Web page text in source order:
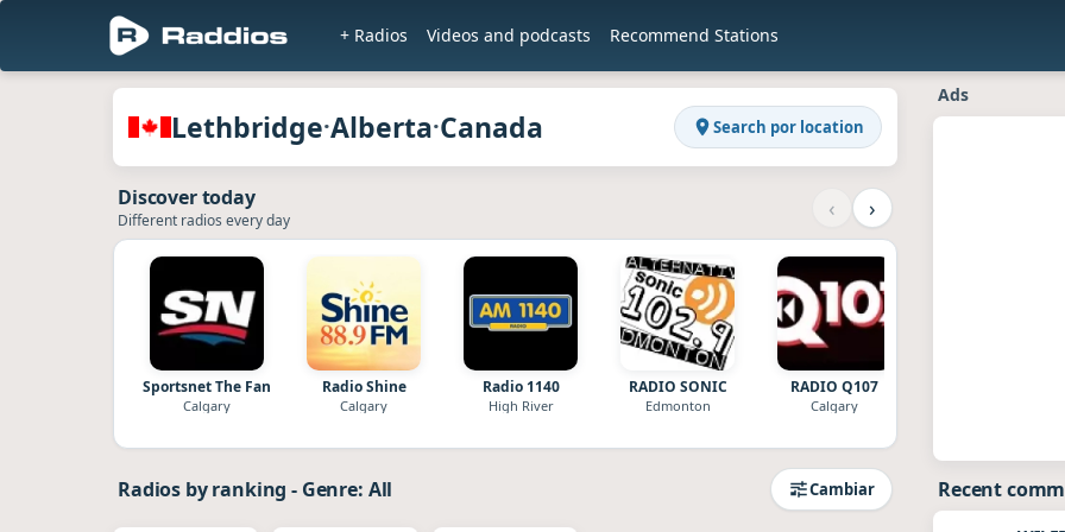
+ Radios Videos and podcasts Recommend Stations
Radios of Lethbridge · Alberta · Canadaen Raddios
Lethbridge·Alberta·Canada Search por location
Discover today
Different radios every day ‹ ›
Sportsnet The Fan
Calgary
Radio Shine
Calgary
Radio 1140
High River
RADIO SONIC
Edmonton
RADIO Q107
Calgary
Radios by ranking- Genre: All Cambiar
Ads
Recent